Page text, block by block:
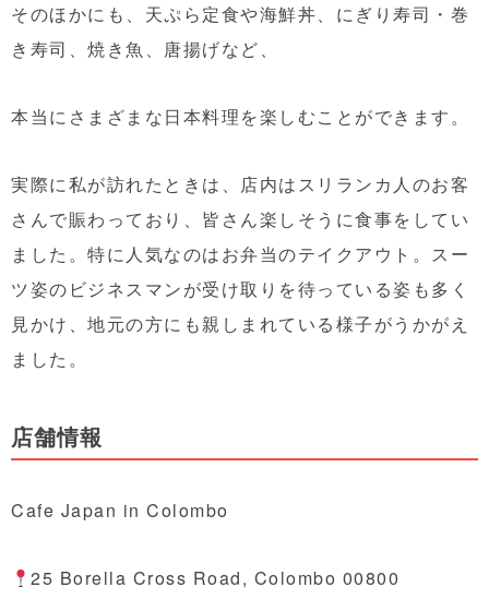
そのほかにも、天ぷら定食や海鮮丼、にぎり寿司・巻
き寿司、焼き魚、唐揚げなど、
本当にさまざまな日本料理を楽しむことができます。
実際に私が訪れたときは、店内はスリランカ人のお客
さんで賑わっており、皆さん楽しそうに食事をしてい
ました。特に人気なのはお弁当のテイクアウト。スー
ツ姿のビジネスマンが受け取りを待っている姿も多く
見かけ、地元の方にも親しまれている様子がうかがえ
ました。
店舗情報
Cafe Japan in Colombo
25 Borella Cross Road, Colombo 00800